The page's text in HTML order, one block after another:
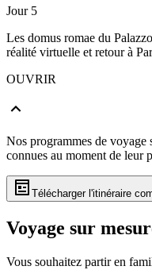
Jour 5
Les domus romae du
réalité virtuelle et retour à
OUVRIR
Nos programmes de voyage
connues au moment de leur
Télécharger l'itinéraire
Voyage sur
Vous souhaitez partir en